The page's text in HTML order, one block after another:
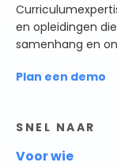
en opleidingen
samenhang en
Plan een demo
SNEL NAAR
Voor wie